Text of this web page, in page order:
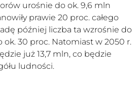
urośnie do ok. 9,6 mln
prawie 20 proc. całego
później liczba ta wzrośnie do
ok. 30 proc. Natomiast w 2050 r.
już 13,7 mln, co będzie
ludności.